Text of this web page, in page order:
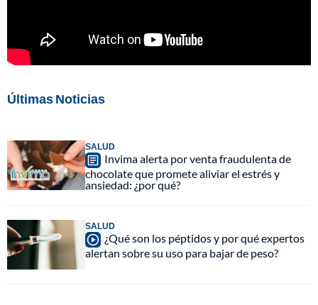
Últimas Noticias
SALUD
Invima alerta por venta fraudulenta de
chocolate que promete aliviar el estrés y
ansiedad: ¿por qué?
SALUD
¿Qué son los péptidos y por qué expertos
alertan sobre su uso para bajar de peso?